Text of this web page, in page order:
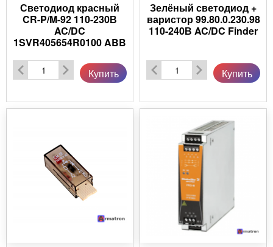
Светодиод красный
CR-P/M-92 110-230В
AC/DC
1SVR405654R0100 ABB
Купить
Зелёный светодиод +
варистор 99.80.0.230.98
110-240В AC/DC Finder
Купить